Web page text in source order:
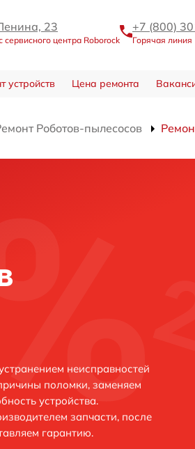
23
сервисного центра Roborock
+7 (800)
Горячая линия
устройств Цена ремонта
Роботов-пылесосов
неисправностей
поломки, заменяем
устройства.
запчасти, после
гарантию.